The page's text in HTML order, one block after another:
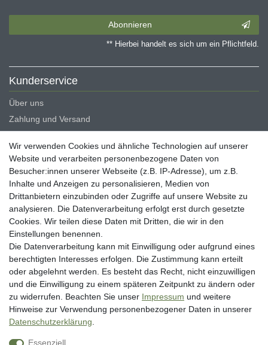
Abonnieren
** Hierbei handelt es sich um ein Pflichtfeld.
Kunderservice
Über uns
Zahlung und Versand
Erklärung zur Barrierefreiheit
Blog
Rechtliche Angaben
Widerrufsrecht
Datenschutzerklärung
AGB
Impressum
Vertrag widerrufen
Unsere Zahlungsarten
Wir verwenden Cookies und ähnliche Technologien auf unserer
Website und verarbeiten personenbezogene Daten von
Besucher:innen unserer Webseite (z.B. IP-Adresse), um z.B.
Inhalte und Anzeigen zu personalisieren, Medien von
Drittanbietern einzubinden oder Zugriffe auf unsere Website zu
analysieren. Die Datenverarbeitung erfolgt erst durch gesetzte
Cookies. Wir teilen diese Daten mit Dritten, die wir in den
Einstellungen benennen.
Die Datenverarbeitung kann mit Einwilligung oder aufgrund eines
berechtigten Interesses erfolgen. Die Zustimmung kann erteilt
oder abgelehnt werden. Es besteht das Recht, nicht einzuwilligen
und die Einwilligung zu einem späteren Zeitpunkt zu ändern oder
zu widerrufen. Beachten Sie unser Impressum und weitere
Hinweise zur Verwendung personenbezogener Daten in unserer
Daten­schutz­erklärung
Essenziell